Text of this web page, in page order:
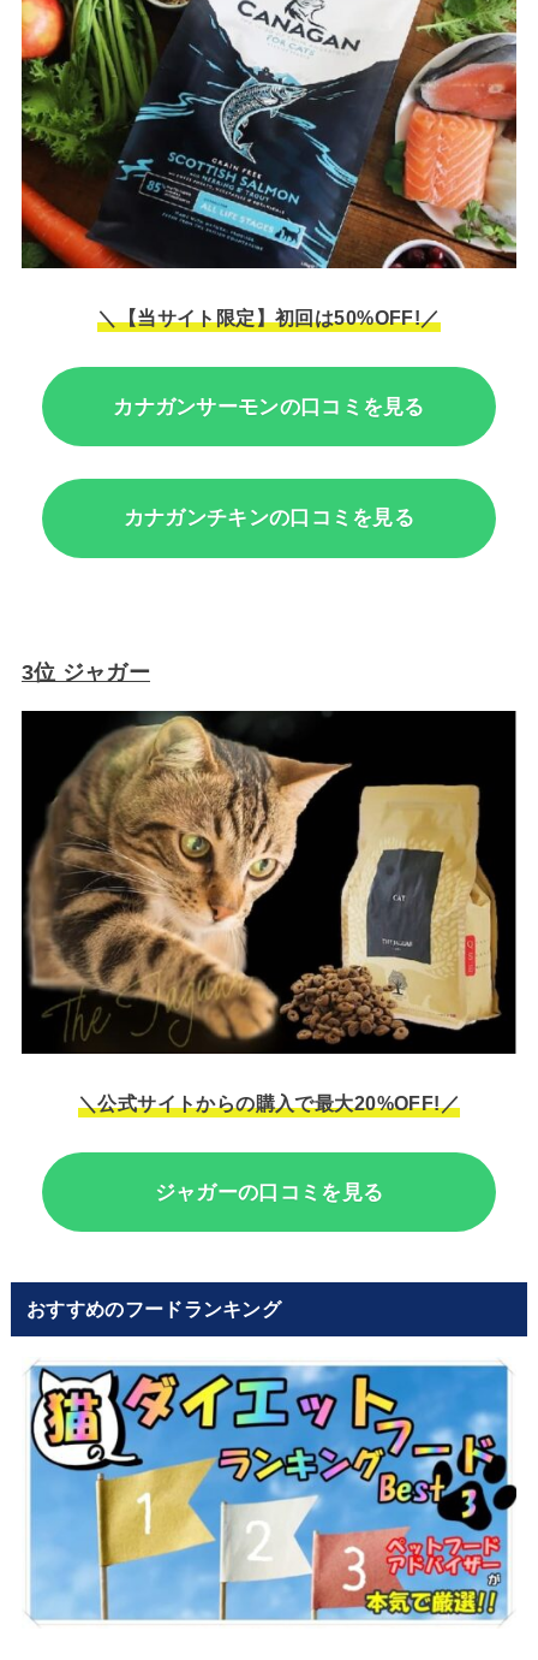
＼【当サイト限定】初回は50%OFF!／
カナガンサーモンの口コミを見る
カナガンチキンの口コミを見る
3位 ジャガー
＼公式サイトからの購入で最大20%OFF!／
ジャガーの口コミを見る
おすすめのフードランキング